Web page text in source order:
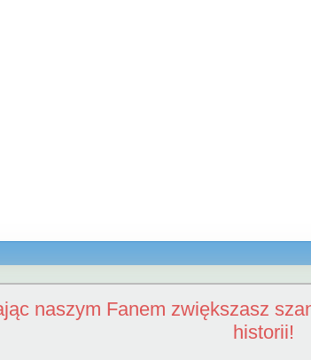
naszym Fanem zwiększasz
historii!